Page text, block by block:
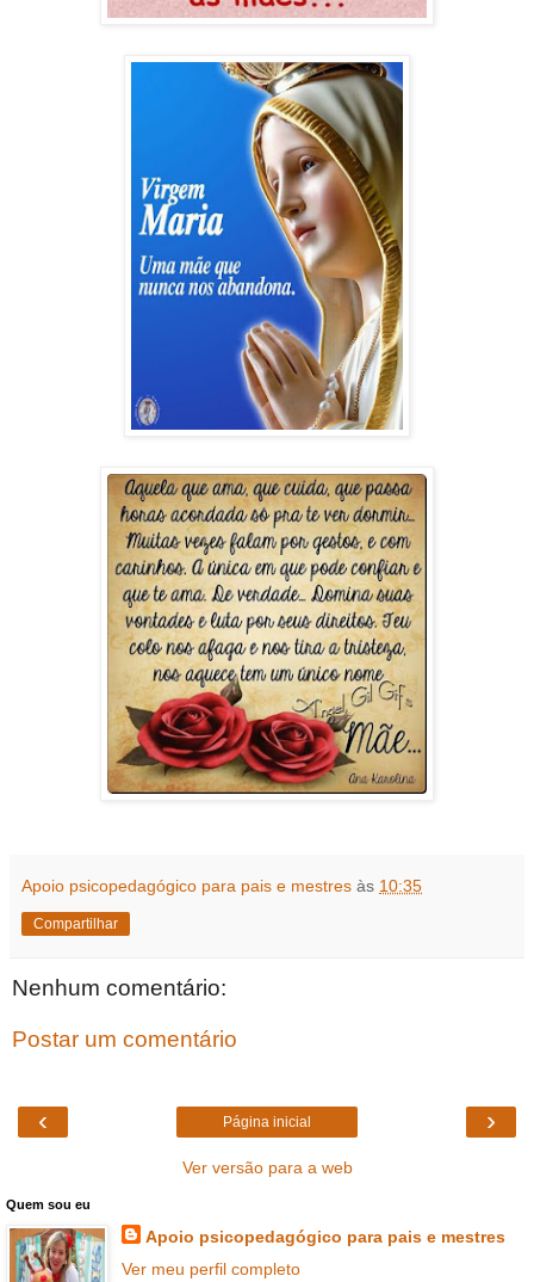
Apoio psicopedagógico para pais e mestres às 10:35
Compartilhar
Nenhum comentário:
Postar um comentário
‹ ›
Página inicial
Ver versão para a web
Quem sou eu
Apoio psicopedagógico para pais e mestres
Ver meu perfil completo